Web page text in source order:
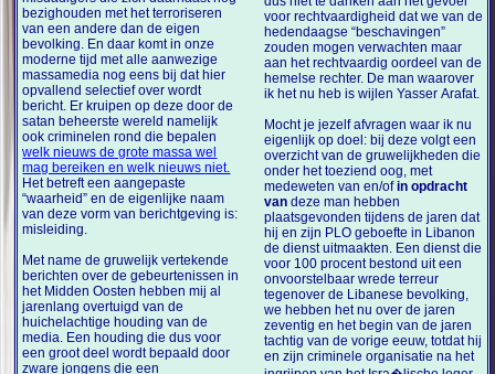
bezighouden met het terroriseren
van een andere dan de eigen
bevolking. En daar komt in onze
moderne tijd met alle aanwezige
massamedia nog eens bij dat hier
opvallend selectief over wordt
bericht. Er kruipen op deze door de
satan beheerste wereld namelijk
ook criminelen rond die bepalen
welk nieuws de grote massa wel
mag bereiken en welk nieuws niet.
Het betreft een aangepaste
“waarheid” en de eigenlijke naam
van deze vorm van berichtgeving is:
misleiding.
Met name de gruwelijk vertekende
berichten over de gebeurtenissen in
het Midden Oosten hebben mij al
jarenlang overtuigd van de
huichelachtige houding van de
media. Een houding die dus voor
een groot deel wordt bepaald door
zware jongens die een
voor rechtvaardigheid dat we van de
hedendaagse “beschavingen”
zouden mogen verwachten maar
aan het rechtvaardig oordeel van de
hemelse rechter. De man waarover
ik het nu heb is wijlen Yasser Arafat.
Mocht je jezelf afvragen waar ik nu
eigenlijk op doel: bij deze volgt een
overzicht van de gruwelijkheden die
onder het toeziend oog, met
medeweten van en/ofin opdracht
vandeze man hebben
plaatsgevonden tijdens de jaren dat
hij en zijn PLO geboefte in Libanon
de dienst uitmaakten. Een dienst die
voor 100 procent bestond uit een
onvoorstelbaar wrede terreur
tegenover de Libanese bevolking,
we hebben het nu over de jaren
zeventig en het begin van de jaren
tachtig van de vorige eeuw, totdat hij
en zijn criminele organisatie na het